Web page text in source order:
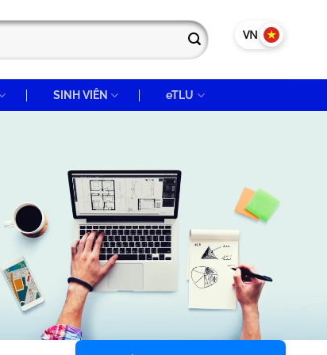
VN EN
SINH VIÊN eTLU